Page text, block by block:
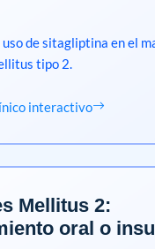
de sitagliptina en el
tipo 2.
interactivo
Mellitus 2:
oral o